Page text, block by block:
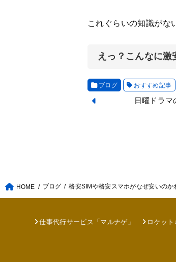
これぐらいの知識がな
えっ？こんなに激
ブログ おすすめ記事
日曜ドラ
HOME ブログ 格安SIMや格安スマホがなぜ安いの
仕事代行サービス「マルナゲ」 ロケッ